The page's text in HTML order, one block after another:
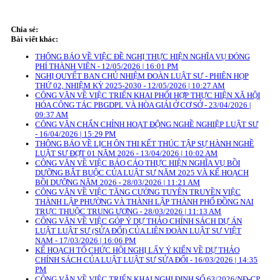
Chia sẻ:
Bài viết khác:
THÔNG BÁO VỀ VIỆC ĐỀ NGHỊ THỰC HIỆN NGHĨA VỤ ĐÓNG
PHÍ THÀNH VIÊN - 12/05/2026 | 16:01 PM
NGHỊ QUYẾT BAN CHỦ NHIỆM ĐOÀN LUẬT SƯ - PHIÊN HỌP
THỨ 02, NHIỆM KỲ 2025-2030 - 12/05/2026 | 10:27 AM
CÔNG VĂN VỀ VIỆC TRIỂN KHAI PHỐI HỢP THỰC HIỆN XÃ HỘI
HÓA CÔNG TÁC PBGDPL VÀ HÒA GIẢI Ở CƠ SỞ - 23/04/2026 |
09:37 AM
CÔNG VĂN CHẤN CHỈNH HOẠT ĐỘNG NGHỀ NGHIỆP LUẬT SƯ
- 16/04/2026 | 15:29 PM
THÔNG BÁO VỀ LỊCH ÔN THI KẾT THÚC TẬP SỰ HÀNH NGHỀ
LUẬT SƯ ĐỢT 01 NĂM 2026 - 13/04/2026 | 10:02 AM
CÔNG VĂN VỀ VIỆC BÁO CÁO THỰC HIỆN NGHĨA VỤ BỒI
DƯỠNG BẮT BUỘC CỦA LUẬT SƯ NĂM 2025 VÀ KẾ HOẠCH
BỒI DƯỠNG NĂM 2026 - 28/03/2026 | 11:21 AM
CÔNG VĂN VỀ VIỆC TĂNG CƯỜNG TUYÊN TRUYỀN VIỆC
THÀNH LẬP PHƯỜNG VÀ THÀNH LẬP THÀNH PHỐ ĐỒNG NAI
TRỰC THUỘC TRUNG ƯƠNG - 28/03/2026 | 11:13 AM
CÔNG VĂN VỀ VIỆC GÓP Ý DỰ THẢO CHÍNH SÁCH DỰ ÁN
LUẬT LUẬT SƯ (SỬA ĐỔI) CỦA LIÊN ĐOÀN LUẬT SƯ VIỆT
NAM - 17/03/2026 | 16:06 PM
KẾ HOẠCH TỔ CHỨC HỘI NGHỊ LẤY Ý KIẾN VỀ DỰ THẢO
CHÍNH SÁCH CỦA LUẬT LUẬT SƯ SỬA ĐỔI - 16/03/2026 | 14:35
PM